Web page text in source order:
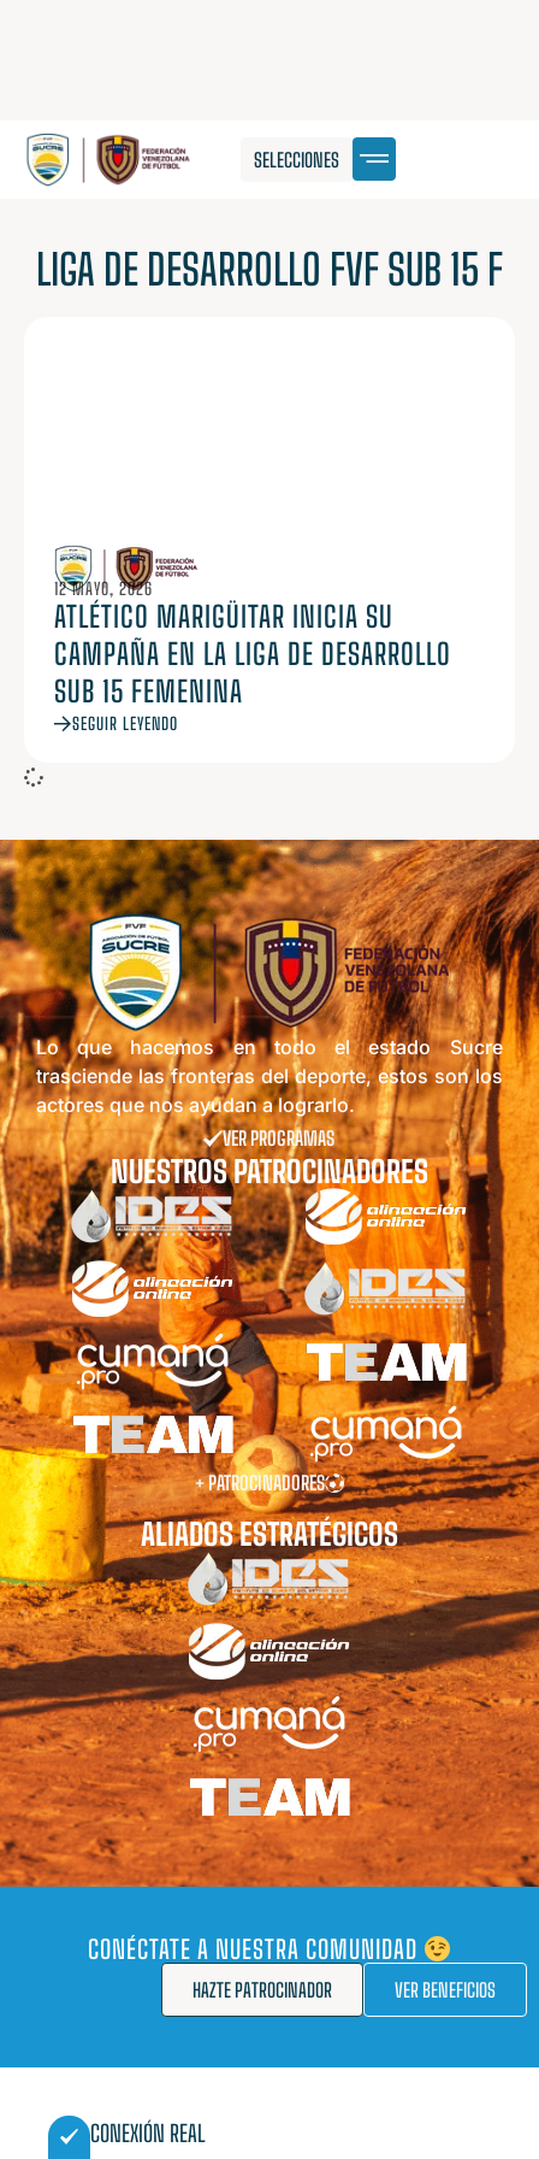
SELECCIONES
LIGA DE DESARROLLO FVF SUB 15 F
12 MAYO, 2026
ATLÉTICO MARIGÜITAR INICIA SU
CAMPAÑA EN LA LIGA DE DESARROLLO
SUB 15 FEMENINA
SEGUIR LEYENDO
Lo que hacemos en todo el estado Sucre
trasciende las fronteras del deporte, estos son los
actores que nos ayudan a lograrlo.
VER PROGRAMAS
NUESTROS PATROCINADORES
+ PATROCINADORES
ALIADOS ESTRATÉGICOS
CONÉCTATE A NUESTRA COMUNIDAD
VER BENEFICIOS
HAZTE PATROCINADOR
CONEXIÓN REAL